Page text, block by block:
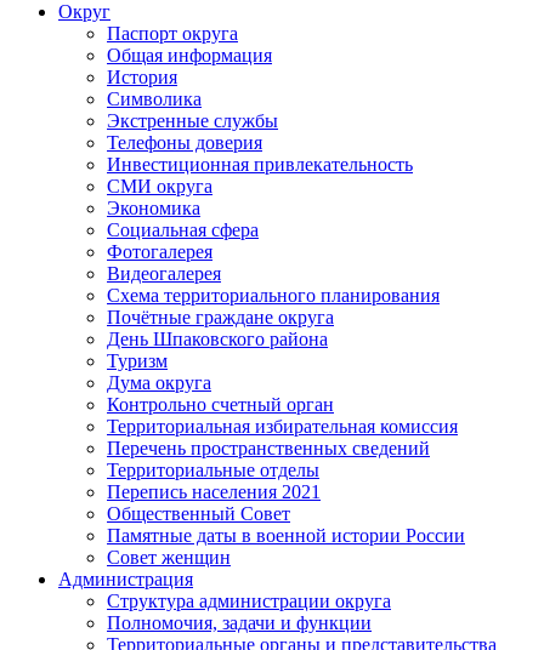
Округ
Паспорт округа
Общая информация
История
Символика
Экстренные службы
Телефоны доверия
Инвестиционная привлекательность
СМИ округа
Экономика
Социальная сфера
Фотогалерея
Видеогалерея
Схема территориального планирования
Почётные граждане округа
День Шпаковского района
Туризм
Дума округа
Контрольно счетный орган
Территориальная избирательная комиссия
Перечень пространственных сведений
Территориальные отделы
Перепись населения 2021
Общественный Совет
Памятные даты в военной истории России
Совет женщин
Администрация
Структура администрации округа
Полномочия, задачи и функции
Территориальные органы и представительства